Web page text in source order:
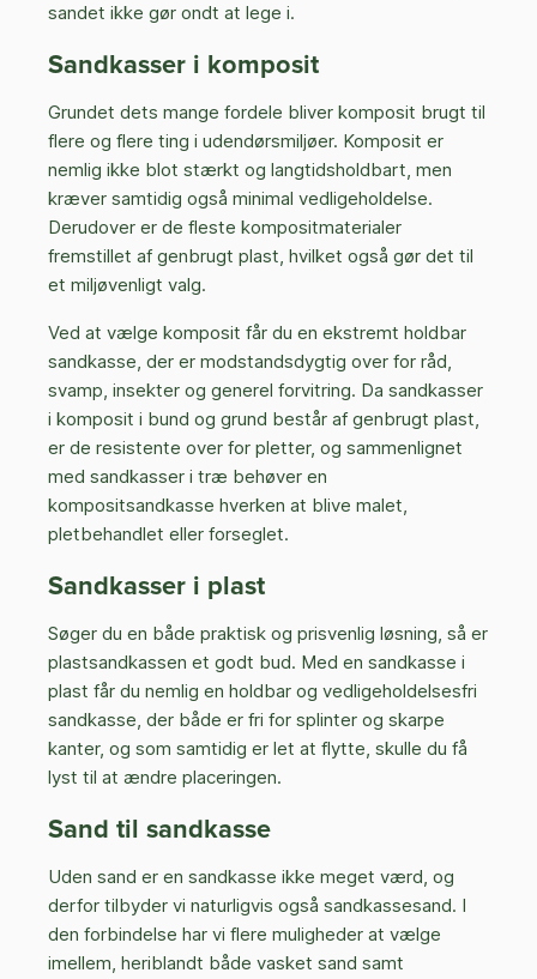
sandet ikke gør ondt at lege i.
Sandkasser i komposit
Grundet dets mange fordele bliver komposit brugt til
flere og flere ting i udendørsmiljøer. Komposit er
nemlig ikke blot stærkt og langtidsholdbart, men
kræver samtidig også minimal vedligeholdelse.
Derudover er de fleste kompositmaterialer
fremstillet af genbrugt plast, hvilket også gør det til
et miljøvenligt valg.
Ved at vælge komposit får du en ekstremt holdbar
sandkasse, der er modstandsdygtig over for råd,
svamp, insekter og generel forvitring. Da sandkasser
i komposit i bund og grund består af genbrugt plast,
er de resistente over for pletter, og sammenlignet
med sandkasser i træ behøver en
kompositsandkasse hverken at blive malet,
pletbehandlet eller forseglet.
Sandkasser i plast
Søger du en både praktisk og prisvenlig løsning, så er
plastsandkassen et godt bud. Med en sandkasse i
plast får du nemlig en holdbar og vedligeholdelsesfri
sandkasse, der både er fri for splinter og skarpe
kanter, og som samtidig er let at flytte, skulle du få
lyst til at ændre placeringen.
Sand til sandkasse
Uden sand er en sandkasse ikke meget værd, og
derfor tilbyder vi naturligvis også sandkassesand. I
den forbindelse har vi flere muligheder at vælge
imellem, heriblandt både vasket sand samt